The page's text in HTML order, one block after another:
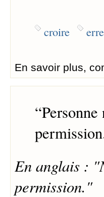
croire
En savoir plus,
“
En anglais :
permission."